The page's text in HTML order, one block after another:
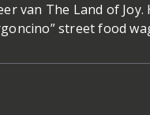
van The Land of
street food